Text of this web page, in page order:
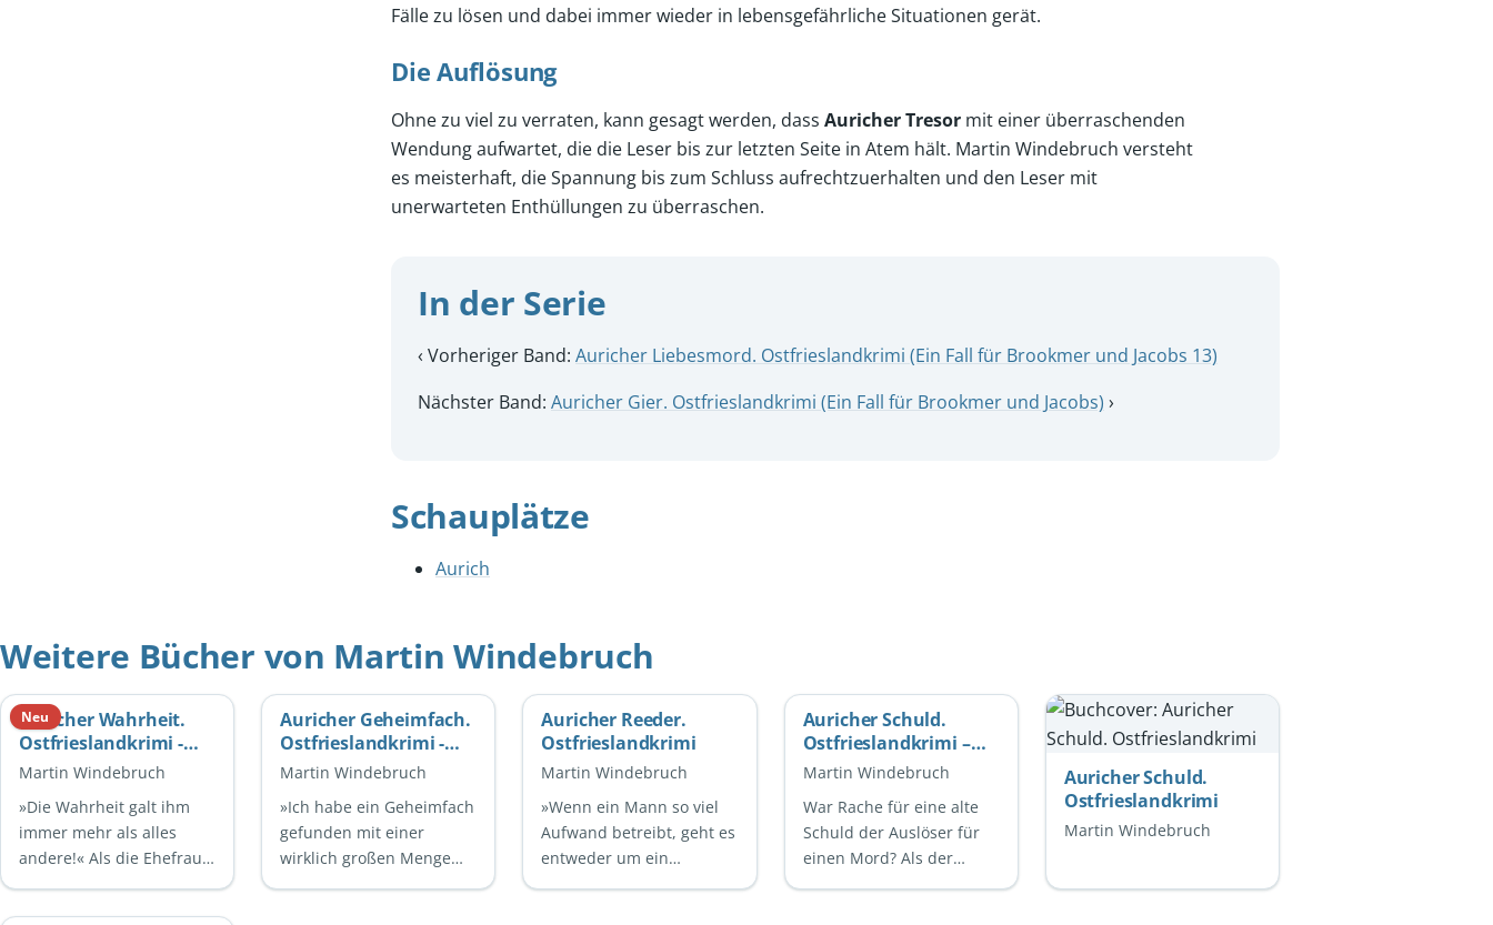
Fälle zu lösen und dabei immer wieder in lebensgefährliche Situationen gerät.
Die Auflösung
Ohne zu viel zu verraten, kann gesagt werden, dass Auricher Tresor mit einer überraschenden
Wendung aufwartet, die die Leser bis zur letzten Seite in Atem hält. Martin Windebruch versteht
es meisterhaft, die Spannung bis zum Schluss aufrechtzuerhalten und den Leser mit
unerwarteten Enthüllungen zu überraschen.
In der Serie
‹ Vorheriger Band: Auricher Liebesmord. Ostfrieslandkrimi (Ein Fall für Brookmer und Jacobs 13)
Nächster Band: Auricher Gier. Ostfrieslandkrimi (Ein Fall für Brookmer und Jacobs) ›
Schauplätze
Aurich
Weitere Bücher von Martin Windebruch
Neu
Auricher Wahrheit.
Ostfrieslandkrimi -
Nordseekrimi -
Martin Windebruch
»Die Wahrheit galt ihm
immer mehr als alles
andere!« Als die Ehefrau
des Journalisten Pascal
Auricher Geheimfach.
Ostfrieslandkrimi -
Nordseekrimi -
Martin Windebruch
»Ich habe ein Geheimfach
gefunden mit einer
wirklich großen Menge
Bargeld!« Als Gerd
Auricher Reeder.
Ostfrieslandkrimi
Martin Windebruch
»Wenn ein Mann so viel
Aufwand betreibt, geht es
entweder um ein
geheimes Laster oder um
Auricher Schuld.
Ostfrieslandkrimi –
Küstenkrimi -
Martin Windebruch
War Rache für eine alte
Schuld der Auslöser für
einen Mord? Als der
fahrende Händler Dieter
Auricher Schuld.
Ostfrieslandkrimi
Martin Windebruch